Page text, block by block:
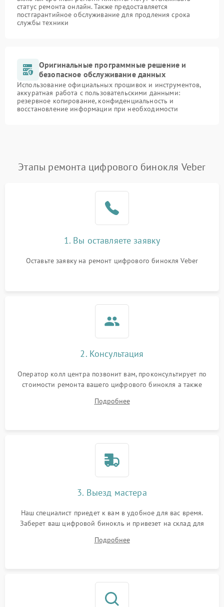
статус ремонта онлайн. Также предоставляется
постгарантийное обслуживание для продления срока
службы техники
Оригинальные программные решение и
безопасное обслуживание данных
Использование официальных прошивок и инструментов,
аккуратная работа с пользовательскими данными:
резервное копирование, конфиденциальность и
восстановление информации при необходимости
Этапы ремонта цифрового бинокля Veber
1. Вы оставляете заявку
Оставьте заявку на ремонт цифрового бинокля Veber
2. Консультация
Оператор колл центра позвонит вам, проконсультирует по
стоимости ремонта вашего цифрового бинокля а также
Подробнее
3. Выезд мастера
Наш специалист приедет к вам в удобное для вас время.
Заберет ваш цифровой бинокль и привезет на склад для
Подробнее